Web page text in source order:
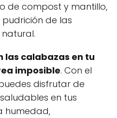
de compost y mantillo,
de las
las calabazas en tu
imposible. Con el
disfrutar de
en tus
humedad,